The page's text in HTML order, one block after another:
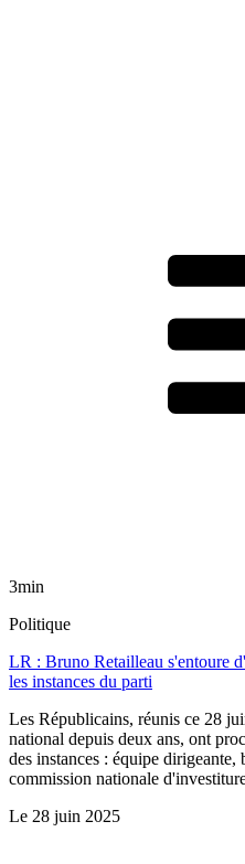
3min
Politique
LR : Bruno Retailleau s'entoure
les instances du parti
Les Républicains, réunis ce 28
national depuis deux ans, ont
des instances : équipe
commission nationale
Le 28 juin 2025